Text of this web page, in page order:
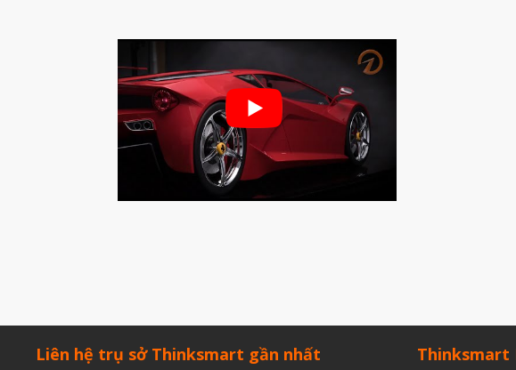
Liên hệ trụ sở Thinksmart gần nhất Thinksmart